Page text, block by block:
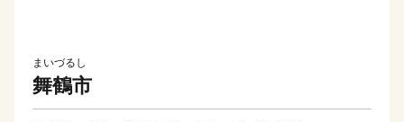
まいづるし
舞鶴市